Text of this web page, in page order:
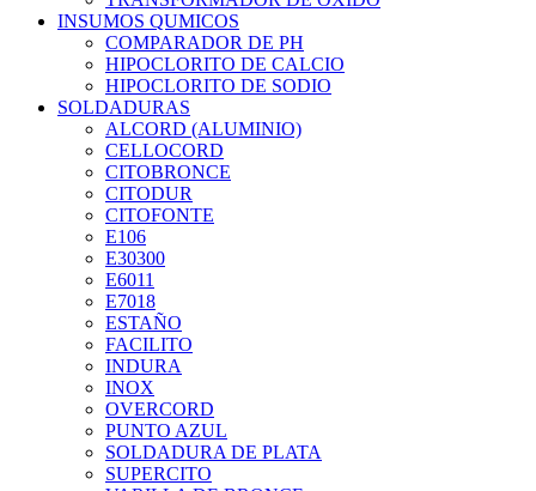
INSUMOS QUMICOS
COMPARADOR DE PH
HIPOCLORITO DE CALCIO
HIPOCLORITO DE SODIO
SOLDADURAS
ALCORD (ALUMINIO)
CELLOCORD
CITOBRONCE
CITODUR
CITOFONTE
E106
E30300
E6011
E7018
ESTAÑO
FACILITO
INDURA
INOX
OVERCORD
PUNTO AZUL
SOLDADURA DE PLATA
SUPERCITO